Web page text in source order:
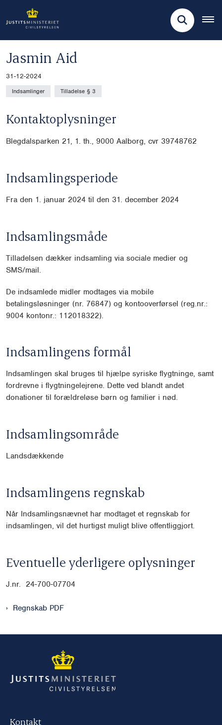
Jasmin Aid
31-12-2024
Indsamlinger Tilladelse § 3
Kontaktoplysninger
Blegdalsparken 21, 1. th., 9000 Aalborg, cvr 39748762
Indsamlingsperiode
Fra den 1. januar 2024 til den 31. december 2024
Indsamlingsmåde
Tilladelsen dækker indsamling via sociale medier og
SMS/mail.
De indsamlede midler modtages via mobile
betalingsløsninger (nr. 76847) og kontooverførsel (reg.nr.:
9004 kontonr.: 112018322).
Indsamlingens formål
Indsamlingen skal bruges til hjælpe syriske flygtninge, samt
fordrevne i flygtningelejrene. Dette ved blandt andet
donationer til forældreløse børn og familier i nød.
Indsamlingsområde
Landsdækkende
Indsamlingens regnskab
Når Indsamlingsnævnet har modtaget et regnskab for
indsamlingen, vil det hurtigst muligt blive offentliggjort.
Eventuelle yderligere oplysninger
J.nr. 24-700-07704
Regnskab PDF
Kontakt